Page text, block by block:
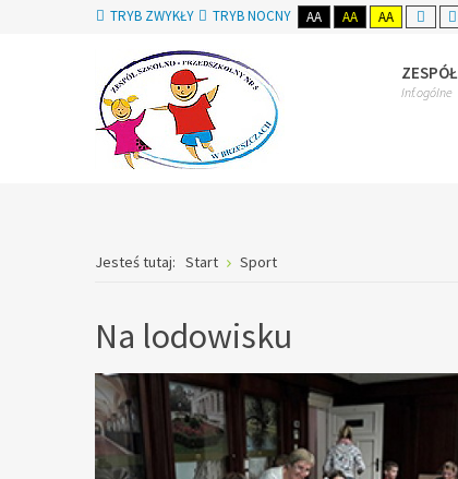
TRYB ZWYKŁY TRYB NOCNY AA AA AA
ZESPÓŁ
Inf.ogólne
Jesteś tutaj: Start Sport
Na lodowisku